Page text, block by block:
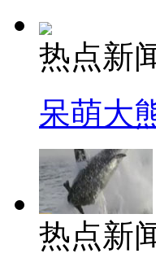
热点新
呆萌大
热点新